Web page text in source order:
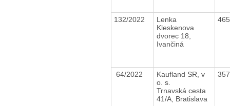
132/2022
Lenka
Kleskenova
dvorec 18,
Ivančiná
64/2022
Kaufland SR, v
o. s.
Trnavská cesta
41/A, Bratislava